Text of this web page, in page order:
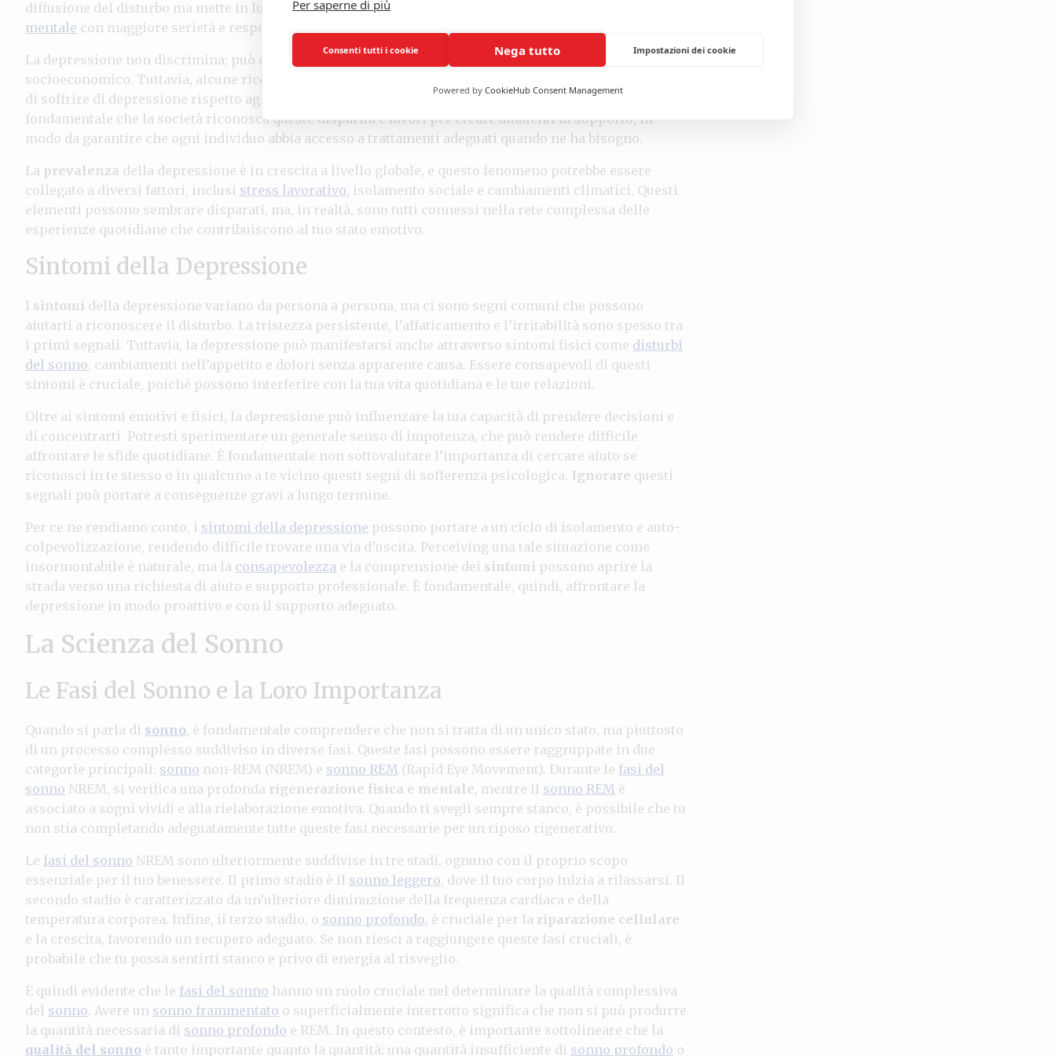
diffusione del disturbo ma mette in luce anche l’importanza di affrontare la questione della
mentale con maggiore serietà e responsabilità.
La depressione non discrimina; può colpire chiunque, indipendentemente da età, sesso o stato
socioeconomico. Tuttavia, alcune ricerche suggeriscono che le donne hanno una probabilità maggiore
di soffrire di depressione rispetto agli uomini, potenzialmente a causa di fattori biologici e sociali. È
fondamentale che la società riconosca queste disparità e lavori per creare ambienti di supporto, in
modo da garantire che ogni individuo abbia accesso a trattamenti adeguati quando ne ha bisogno.
La prevalenza della depressione è in crescita a livello globale, e questo fenomeno potrebbe essere
collegato a diversi fattori, inclusi stress lavorativo, isolamento sociale e cambiamenti climatici. Questi
elementi possono sembrare disparati, ma, in realtà, sono tutti connessi nella rete complessa delle
esperienze quotidiane che contribuiscono al tuo stato emotivo.
Sintomi della Depressione
I sintomi della depressione variano da persona a persona, ma ci sono segni comuni che possono
aiutarti a riconoscere il disturbo. La tristezza persistente, l’affaticamento e l’irritabilità sono spesso tra
i primi segnali. Tuttavia, la depressione può manifestarsi anche attraverso sintomi fisici come disturbi
del sonno, cambiamenti nell’appetito e dolori senza apparente causa. Essere consapevoli di questi
sintomi è cruciale, poiché possono interferire con la tua vita quotidiana e le tue relazioni.
Oltre ai sintomi emotivi e fisici, la depressione può influenzare la tua capacità di prendere decisioni e
di concentrarti. Potresti sperimentare un generale senso di impotenza, che può rendere difficile
affrontare le sfide quotidiane. È fondamentale non sottovalutare l’importanza di cercare aiuto se
riconosci in te stesso o in qualcuno a te vicino questi segni di sofferenza psicologica. Ignorare questi
segnali può portare a conseguenze gravi a lungo termine.
Per ce ne rendiamo conto, i sintomi della depressione possono portare a un ciclo di isolamento e auto-
colpevolizzazione, rendendo difficile trovare una via d’uscita. Perceiving una tale situazione come
insormontabile è naturale, ma la consapevolezza e la comprensione dei sintomi possono aprire la
strada verso una richiesta di aiuto e supporto professionale. È fondamentale, quindi, affrontare la
depressione in modo proattivo e con il supporto adeguato.
La Scienza del Sonno
Le Fasi del Sonno e la Loro Importanza
Quando si parla di sonno, è fondamentale comprendere che non si tratta di un unico stato, ma piuttosto
di un processo complesso suddiviso in diverse fasi. Queste fasi possono essere raggruppate in due
categorie principali: sonno non-REM (NREM) e sonno REM (Rapid Eye Movement). Durante le fasi del
sonno NREM, si verifica una profonda rigenerazione fisica e mentale, mentre il sonno REM è
associato a sogni vividi e alla rielaborazione emotiva. Quando ti svegli sempre stanco, è possibile che tu
non stia completando adeguatamente tutte queste fasi necessarie per un riposo rigenerativo.
Le fasi del sonno NREM sono ulteriormente suddivise in tre stadi, ognuno con il proprio scopo
essenziale per il tuo benessere. Il primo stadio è il sonno leggero, dove il tuo corpo inizia a rilassarsi. Il
secondo stadio è caratterizzato da un’ulteriore diminuzione della frequenza cardiaca e della
temperatura corporea. Infine, il terzo stadio, o sonno profondo, è cruciale per la riparazione cellulare
e la crescita, favorendo un recupero adeguato. Se non riesci a raggiungere queste fasi cruciali, è
probabile che tu possa sentirti stanco e privo di energia al risveglio.
È quindi evidente che le fasi del sonno hanno un ruolo cruciale nel determinare la qualità complessiva
del sonno. Avere un sonno frammentato o superficialmente interrotto significa che non si può produrre
la quantità necessaria di sonno profondo e REM. In questo contesto, è importante sottolineare che la
qualità del sonno è tanto importante quanto la quantità; una quantità insufficiente di sonno profondo o
Per saperne di più
Consenti tutti i cookie Nega tutto Impostazioni dei cookie
Powered by CookieHub Consent Management